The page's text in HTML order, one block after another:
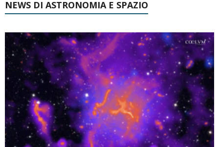
NEWS DI ASTRONOMIA E SPAZIO